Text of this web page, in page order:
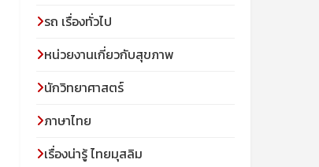
รถ เรื่องทั่วไป
หน่วยงานเกี่ยวกับสุขภาพ
นักวิทยาศาสตร์
ภาษาไทย
เรื่องน่ารู้ ไทยมุสลิม